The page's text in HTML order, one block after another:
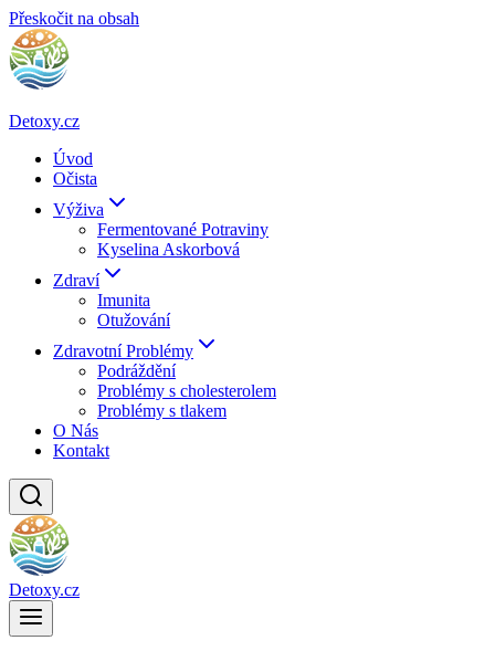
Přeskočit na obsah
Detoxy.cz
Úvod
Očista
Výživa
Fermentované Potraviny
Kyselina Askorbová
Zdraví
Imunita
Otužování
Zdravotní Problémy
Podráždění
Problémy s cholesterolem
Problémy s tlakem
O Nás
Kontakt
Detoxy.cz